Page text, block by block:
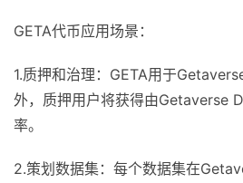
GETA代币应用场景：
1.质押和治理：GETA用于
外，质押用户将获得由Getaverse
率。
2.策划数据集：每个数据集在